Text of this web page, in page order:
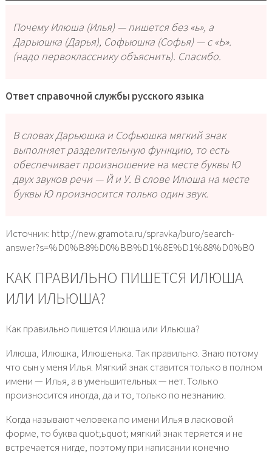
Почему Илюша (Илья) — пишется без «ь», а
Дарьюшка (Дарья), Софьюшка (Софья) — с «Ь».
(надо первокласснику объяснить). Спасибо.
Ответ справочной службы русского языка
В словах Дарьюшка и Софьюшка мягкий знак
выполняет разделительную функцию, то есть
обеспечивает произношение на месте буквы Ю
двух звуков речи — Й и У. В слове Илюша на месте
буквы Ю произносится только один звук.
Источник: http://new.gramota.ru/spravka/buro/search-
answer?s=%D0%B8%D0%BB%D1%8E%D1%88%D0%B0
КАК ПРАВИЛЬНО ПИШЕТСЯ ИЛЮША
ИЛИ ИЛЬЮША?
Как правильно пишется Илюша или Ильюша?
Илюша, Илюшка, Илюшенька. Так правильно. Знаю потому
что сын у меня Илья. Мягкий знак ставится только в полном
имени — Илья, а в уменьшительных — нет. Только
произносится иногда, да и то, только по незнанию.
Когда называют человека по имени Илья в ласковой
форме, то буква quot;ьquot; мягкий знак теряется и не
встречается нигде, поэтому при написании конечно